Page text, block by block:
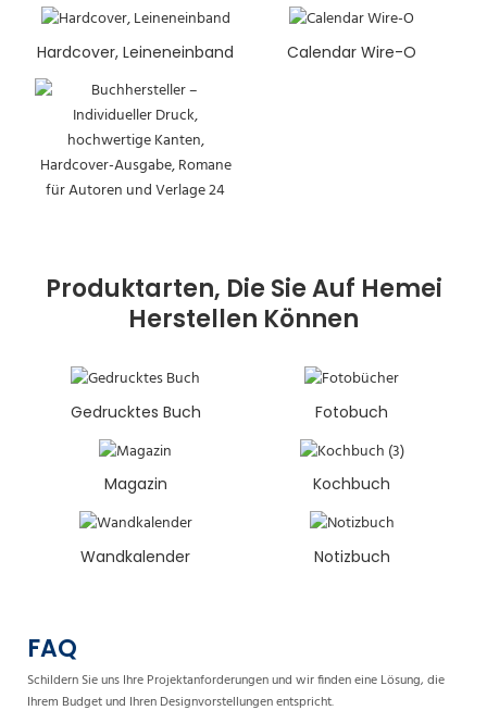
Hardcover, Leineneinband Calendar Wire-O
Produktarten, Die Sie Auf Hemei
Herstellen Können
Gedrucktes Buch Fotobuch
Magazin Kochbuch
Wandkalender Notizbuch
FAQ
Schildern Sie uns Ihre Projektanforderungen und wir finden eine Lösung, die
Ihrem Budget und Ihren Designvorstellungen entspricht.